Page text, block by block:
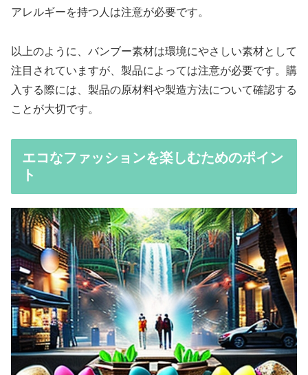
アレルギーを持つ人は注意が必要です。
以上のように、バンブー素材は環境にやさしい素材として
注目されていますが、製品によっては注意が必要です。購
入する際には、製品の原材料や製造方法について確認する
ことが大切です。
エコなファッションを楽しむためのポイン
ト